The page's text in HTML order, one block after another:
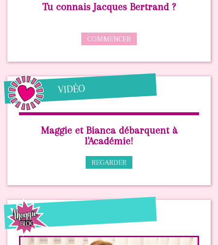
Tu connais Jacques Bertrand ?
COMMENCER
VIDÉO
Maggie et Bianca débarquent à
l'Académie!
REGARDER